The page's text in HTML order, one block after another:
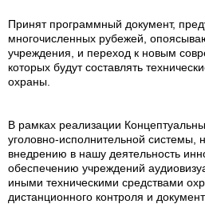
Принят программный документ,
многочисленных рубежей,
учреждения, и переход к новым
которых будут составлять
охраны.
В рамках реализации
уголовно-исполнительной системы,
внедрению в нашу деятельность
обеспечению учреждений
иными техническими средствами
дистанционного контроля и